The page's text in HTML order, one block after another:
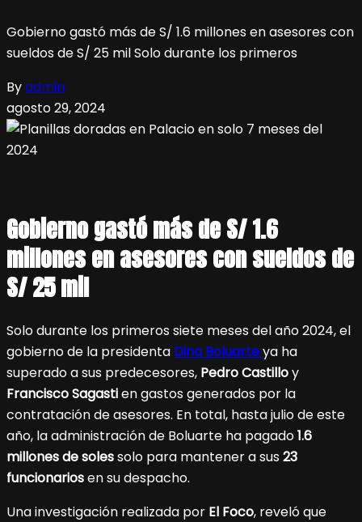
Gobierno gastó más de S/ 1.6 millones en asesores con
sueldos de S/ 25 mil Solo durante los primeros
Byadmin
agosto 29, 2024
Gobierno gastó más de S/ 1.6
millones en asesores con sueldos de
S/ 25 mil
Solo durante los primeros siete meses del año 2024, el
gobierno de la presidenta Dina Boluarteya ha
superado a sus predecesores, Pedro Castilloy
Francisco Sagastien gastos generados por la
contratación de asesores. En total, hasta julio de este
año, la administración de Boluarte ha pagado1.6
millones de solessolo para mantener a sus23
funcionariosen su despacho.
Una investigación realizada por El Foco, reveló que